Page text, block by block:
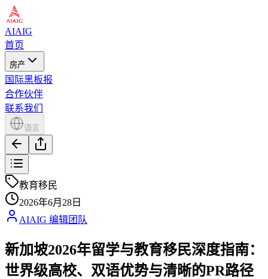
AIAIG
首页
房产
国际黑板报
合作伙伴
联系我们
语言
教育移民
2026年6月28日
AIAIG 编辑团队
新加坡2026年留学与教育移民深度指南：
世界级高校、双语优势与清晰的PR路径